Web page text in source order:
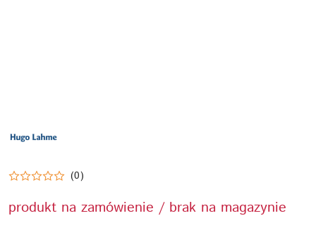
HUGO
LAHME
(0)
produkt na zamówienie / brak na magazynie